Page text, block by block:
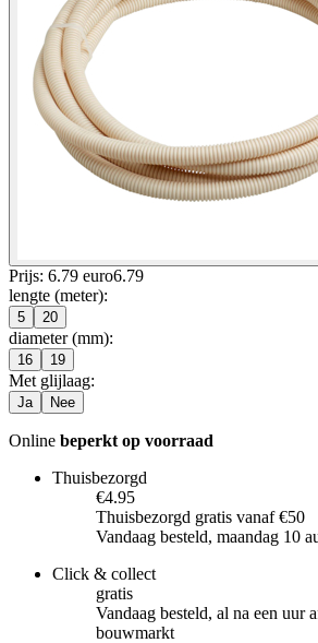
Prijs: 6.79 euro6.79
lengte (meter):
5 20
diameter (mm):
16 19
Met glijlaag:
Ja Nee
Online beperkt op voorraad
Thuisbezorgd
€4.95
Thuisbezorgd gratis vanaf €50
Vandaag besteld, maandag 10
Click & collect
gratis
Vandaag besteld, al na een uur
bouwmarkt